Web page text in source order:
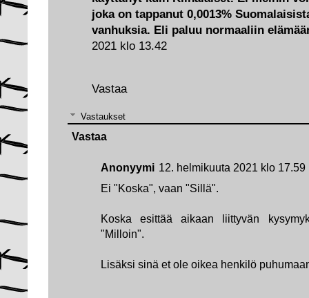
joka on tappanut 0,0013%
vanhuksia. Eli paluu normaaliin
2021 klo 13.42
Vastaa
Vastaukset
Anonyymi 12. helmikuuta 2021 klo 17.59
Ei "Koska", vaan "Sillä".
Koska esittää aikaan liittyvän
"Milloin".
Lisäksi sinä et ole oikea henkilö
Vastaa